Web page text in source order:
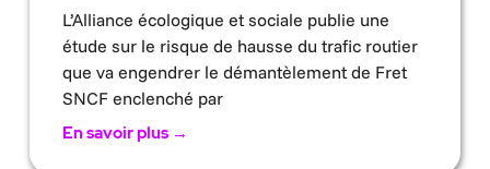
L’Alliance écologique et sociale publie une
étude sur le risque de hausse du trafic routier
que va engendrer le démantèlement de Fret
SNCF enclenché par
En savoir plus →